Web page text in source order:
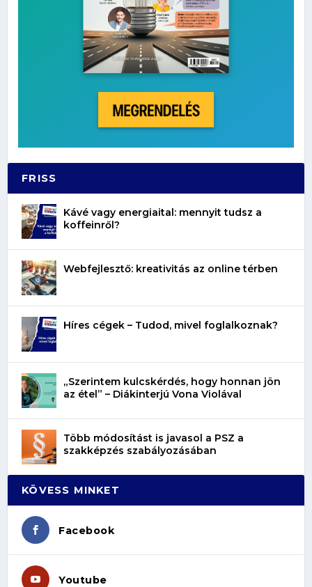
FRISS
Kávé vagy energiaital: mennyit tudsz a
koffeinről?
Webfejlesztő: kreativitás az online térben
Híres cégek – Tudod, mivel foglalkoznak?
„Szerintem kulcskérdés, hogy honnan jön
az étel” – Diákinterjú Vona Violával
Több módosítást is javasol a PSZ a
szakképzés szabályozásában
KÖVESS MINKET
Facebook
Youtube